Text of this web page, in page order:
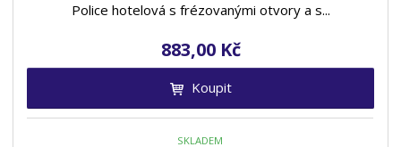
Police hotelová s frézovanými otvory a s...
883,00 Kč
Koupit
SKLADEM